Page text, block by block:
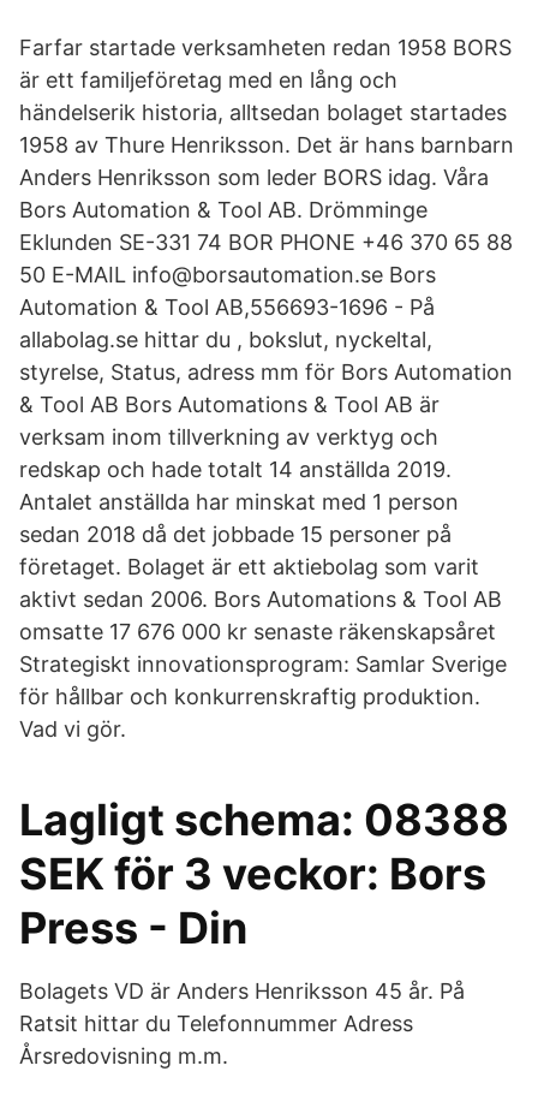
Farfar startade verksamheten redan 1958 BORS
är ett familjeföretag med en lång och
händelserik historia, alltsedan bolaget startades
1958 av Thure Henriksson. Det är hans barnbarn
Anders Henriksson som leder BORS idag. Våra
Bors Automation & Tool AB. Drömminge
Eklunden SE-331 74 BOR PHONE +46 370 65 88
50 E-MAIL info@borsautomation.se Bors
Automation & Tool AB,556693-1696 - På
allabolag.se hittar du , bokslut, nyckeltal,
styrelse, Status, adress mm för Bors Automation
& Tool AB Bors Automations & Tool AB är
verksam inom tillverkning av verktyg och
redskap och hade totalt 14 anställda 2019.
Antalet anställda har minskat med 1 person
sedan 2018 då det jobbade 15 personer på
företaget. Bolaget är ett aktiebolag som varit
aktivt sedan 2006. Bors Automations & Tool AB
omsatte 17 676 000 kr senaste räkenskapsåret
Strategiskt innovationsprogram: Samlar Sverige
för hållbar och konkurrenskraftig produktion.
Vad vi gör.
Lagligt schema: 08388
SEK för 3 veckor: Bors
Press - Din
Bolagets VD är Anders Henriksson 45 år. På
Ratsit hittar du Telefonnummer Adress
Årsredovisning m.m.